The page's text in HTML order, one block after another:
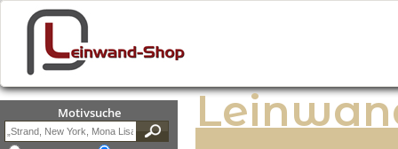
Motivsuche